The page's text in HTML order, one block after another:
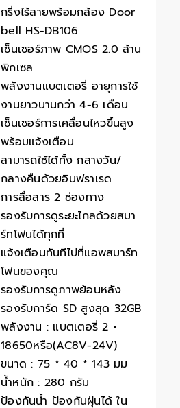
กริ่งไร้สายพร้อมกล้อง Door
bell HS-DB106
เซ็นเซอร์ภาพ CMOS 2.0 ล้าน
พิกเซล
พลังงานแบตเตอรี่ อายุการใช้
งานยาวนานกว่า 4-6 เดือน
เซ็นเซอร์การเคลื่อนไหวขึ้นสูง
พร้อมแจ้งเตือน
สามารถใช้ได้ทั้ง กลางวัน/
กลางคืนด้วยอินฟราเรด
การสื่อสาร 2 ช่องทาง
รองรับการดูระยะไกลด้วยสมา
ร์ทโฟนได้ทุกที่
แจ้งเตือนทันทีไปที่แอพสมาร์ท
โฟนของคุณ
รองรับการดูภาพย้อนหลัง
รองรับการ์ด SD สูงสุด 32GB
พลังงาน : แบตเตอรี่ 2 ×
18650หรือ(AC8V-24V)
ขนาด : 75 * 40 * 143 มม
น้ำหนัก : 280 กรัม
ป้องกันน้ำ ป้องกันฝุ่นได้ ใน